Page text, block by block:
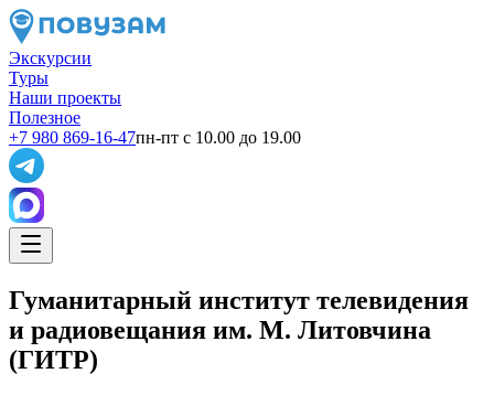
Экскурсии
Туры
Наши проекты
Полезное
+7 980 869-16-47пн-пт с 10.00 до 19.00
Гуманитарный институт телевидения
и радиовещания им. М. Литовчина
(ГИТР)